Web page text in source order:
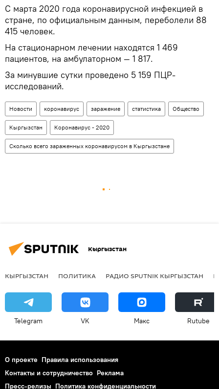
С марта 2020 года коронавирусной инфекцией в
стране, по официальным данным, переболели 88
415 человек.
На стационарном лечении находятся 1 469
пациентов, на амбулаторном — 1 817.
За минувшие сутки проведено 5 159 ПЦР-
исследований.
Новости коронавирус заражение статистика Общество
Кыргызстан Коронавирус - 2020
Сколько всего зараженных коронавирусом в Кыргызстане
Кыргызстан
КЫРГЫЗСТАН ПОЛИТИКА РАДИО SPUTNIK КЫРГЫЗСТАН
Telegram VK Макс Rutube
О проекте Правила использования
Контакты и сотрудничество Реклама
Пресс-релизы Политика конфиденциальности